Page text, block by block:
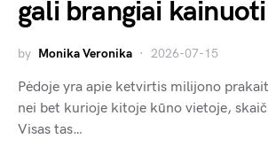
gali brangiai kainuoti
by Monika Veronika 2026-07-15
Pėdoje yra apie ketvirtis milijono
nei bet kurioje kitoje kūno vietoje,
Visas tas…